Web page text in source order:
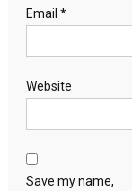
Email *
Website
Save my name,